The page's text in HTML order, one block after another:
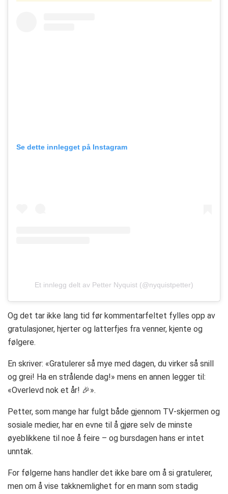
Se dette innlegget på Instagram
Et innlegg delt av Petter Nyquist (@nyquistpetter)
Og det tar ikke lang tid før kommentarfeltet fylles opp av
gratulasjoner, hjerter og latterfjes fra venner, kjente og
følgere.
En skriver: «Gratulerer så mye med dagen, du virker så snill
og grei! Ha en strålende dag!» mens en annen legger til:
«Overlevd nok et år! 🎉».
Petter, som mange har fulgt både gjennom TV-skjermen og
sosiale medier, har en evne til å gjøre selv de minste
øyeblikkene til noe å feire – og bursdagen hans er intet
unntak.
For følgerne hans handler det ikke bare om å si gratulerer,
men om å vise takknemlighet for en mann som stadig